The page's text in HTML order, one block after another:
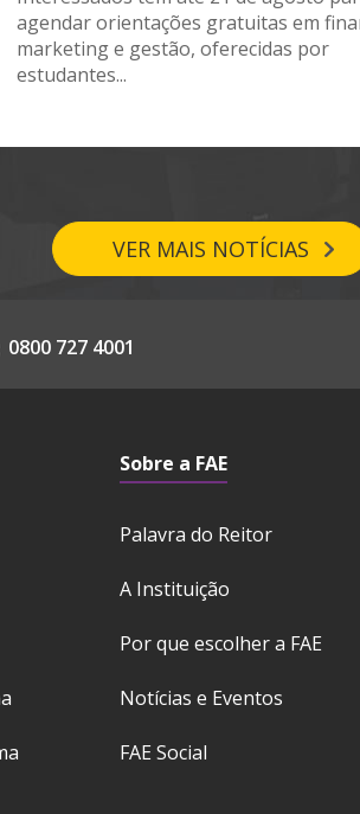
agendar orientações gratuitas em
marketing e gestão, oferecidas por
estudantes...
VER MAIS NOTÍCIAS
0800 727 4001
Sobre a FAE
Palavra do Reitor
A Instituição
Por que escolher a FAE
Notícias e Eventos
FAE Social